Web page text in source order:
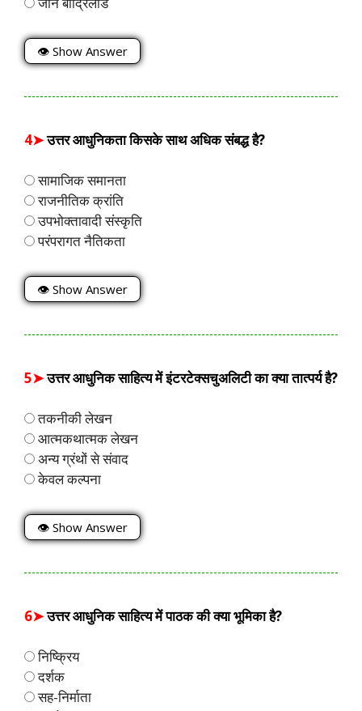
👁 Show Answer
4➤उत्तर आधुनिकता किसके साथ अधिक संबद्ध है?
सामाजिक समानता
राजनीतिक क्रांति
उपभोक्तावादी संस्कृति
परंपरागत नैतिकता
👁 Show Answer
5➤उत्तर आधुनिक साहित्य में इंटरटेक्सचुअलिटी का क्या तात्पर्य है?
तकनीकी लेखन
आत्मकथात्मक लेखन
अन्य ग्रंथों से संवाद
केवल कल्पना
👁 Show Answer
6➤उत्तर आधुनिक साहित्य में पाठक की क्या भूमिका है?
निष्क्रिय
दर्शक
सह-निर्माता